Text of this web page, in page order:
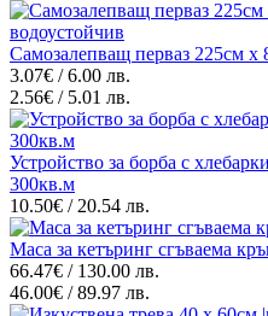
Самозалепващ перваз 225см х
3.07€ / 6.00 лв.
2.56€ / 5.01 лв.
Устройство за борба с
300кв.м
10.50€ / 20.54 лв.
Маса за кетъринг сгъваема
66.47€ / 130.00 лв.
46.00€ / 89.97 лв.